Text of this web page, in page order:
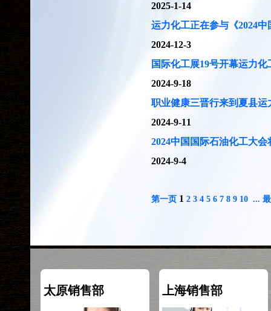
2025-1-14
运力化工正在参与《2024
2024-12-3
国际化工展19号开幕运力化
2024-9-18
职业健康三晋行来到夏县运
2024-9-11
2024中国国际石油化工大
2024-9-4
第一页 1 2 3 4 5 6 7 8 9 10 ...
太原销售部 上海销售部